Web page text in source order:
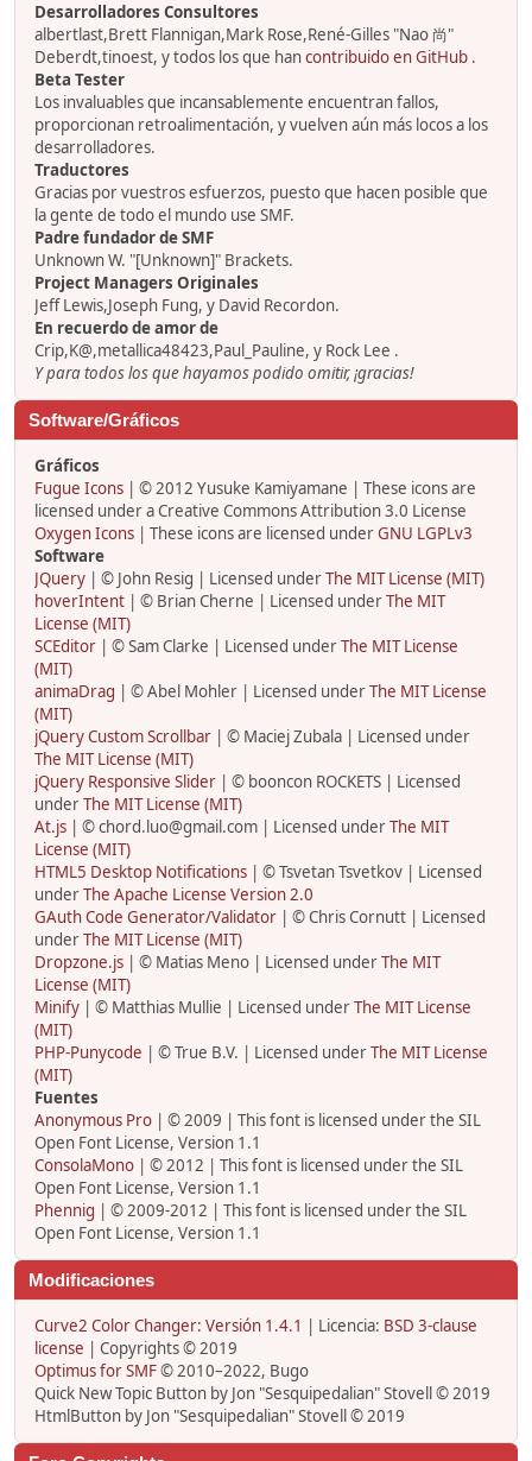
Desarrolladores Consultores
albertlast,Brett Flannigan,Mark Rose,René-Gilles "Nao 尚"
Deberdt,tinoest, y todos los que hancontribuido en GitHub .
Beta Tester
Los invaluables que incansablemente encuentran fallos,
proporcionan retroalimentación, y vuelven aún más locos a los
desarrolladores.
Traductores
Gracias por vuestros esfuerzos, puesto que hacen posible que
la gente de todo el mundo use SMF.
Padre fundador de SMF
Unknown W. "[Unknown]" Brackets.
Project Managers Originales
Jeff Lewis,Joseph Fung, y David Recordon.
En recuerdo de amor de
Crip,K@,metallica48423,Paul_Pauline, y Rock Lee .
Y para todos los que hayamos podido omitir, ¡gracias!
Software/Gráficos
Gráficos
Fugue Icons | © 2012 Yusuke Kamiyamane | These icons are
licensed under a Creative Commons Attribution 3.0 License
Oxygen Icons | These icons are licensed underGNU LGPLv3
Software
JQuery | © John Resig | Licensed underThe MIT License (MIT)
hoverIntent | © Brian Cherne | Licensed underThe MIT
License (MIT)
SCEditor | © Sam Clarke | Licensed underThe MIT License
(MIT)
animaDrag | © Abel Mohler | Licensed underThe MIT License
(MIT)
jQuery Custom Scrollbar | © Maciej Zubala | Licensed under
The MIT License (MIT)
jQuery Responsive Slider | © booncon ROCKETS | Licensed
underThe MIT License (MIT)
At.js | © chord.luo@gmail.com | Licensed underThe MIT
License (MIT)
HTML5 Desktop Notifications | © Tsvetan Tsvetkov | Licensed
underThe Apache License Version 2.0
GAuth Code Generator/Validator | © Chris Cornutt | Licensed
underThe MIT License (MIT)
Dropzone.js | © Matias Meno | Licensed underThe MIT
License (MIT)
Minify | © Matthias Mullie | Licensed underThe MIT License
(MIT)
PHP-Punycode | © True B.V. | Licensed underThe MIT License
(MIT)
Fuentes
Anonymous Pro | © 2009 | This font is licensed under the SIL
Open Font License, Version 1.1
ConsolaMono | © 2012 | This font is licensed under the SIL
Open Font License, Version 1.1
Phennig | © 2009-2012 | This font is licensed under the SIL
Open Font License, Version 1.1
Modificaciones
Curve2 Color Changer: Versión 1.4.1 | Licencia: BSD 3-clause
license | Copyrights © 2019
Optimus for SMF© 2010–2022, Bugo
Quick New Topic Button by Jon "Sesquipedalian" Stovell © 2019
HtmlButton by Jon "Sesquipedalian" Stovell © 2019